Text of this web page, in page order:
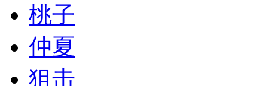
桃子
仲夏
狙击